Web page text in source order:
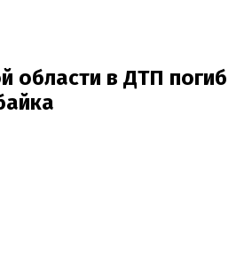
области в ДТП погиб